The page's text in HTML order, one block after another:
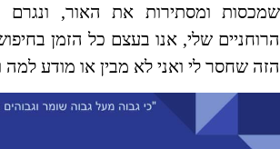
שמכסות ומסתירות את האור, ונגרם
הרוחניים שלי, אנו בעצם כל הזמן
הזה שחסר לי ואני לא מבין או מודע למה